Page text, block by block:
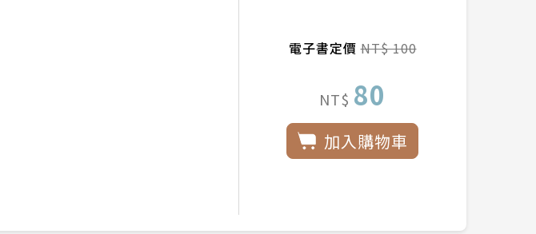
電子書定價NT$ 100
NT$ 80
加入購物車